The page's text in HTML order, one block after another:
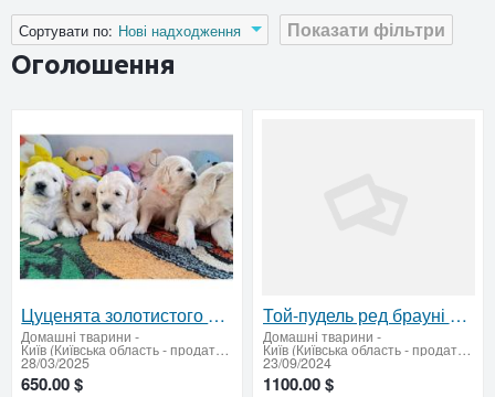
Показати фільтри
Сортувати по: Нові надходження
Оголошення
Цуценята золотистого ретрівера Ot Bahur – ваш відданий друг на все життя
Домашнi тварини -
Київ (Київська область - продати купити)
28/03/2025
650.00 $
Той-пудель ред брауні на продаж: хлопчики та дівчатка
Домашнi тварини -
Київ (Київська область - продати купити)
23/09/2024
1100.00 $